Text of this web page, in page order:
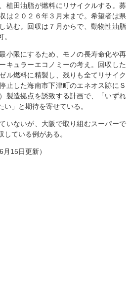
植田油脂が燃料にリサイクルする。募
は２０２６年３月末まで。希望者は県
込む。回収は７月からで、動物性油脂
小限にするため、モノの長寿命化や再
キュラーエコノミーの考え。回収した
ル燃料に精製し、残りも全てリサイク
止した海南市下津町のエネオス跡にＳ
製造拠点を誘致する計画で、「いずれ
」と期待を寄せている。
いないが、大阪で取り組むスーパーで
ている例がある。
15日更新）